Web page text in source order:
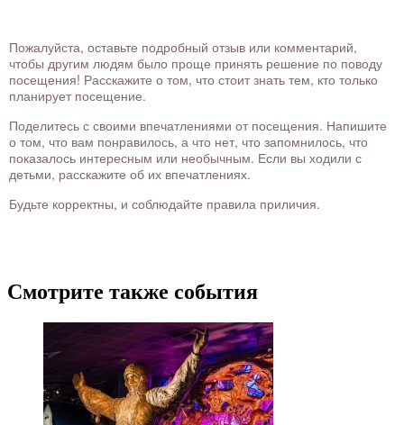
Пожалуйста, оставьте подробный отзыв или комментарий,
чтобы другим людям было проще принять решение по поводу
посещения! Расскажите о том, что стоит знать тем, кто только
планирует посещение.
Поделитесь с своими впечатлениями от посещения. Напишите
о том, что вам понравилось, а что нет, что запомнилось, что
показалось интересным или необычным. Если вы ходили с
детьми, расскажите об их впечатлениях.
Будьте корректны, и соблюдайте правила приличия.
Смотрите также события